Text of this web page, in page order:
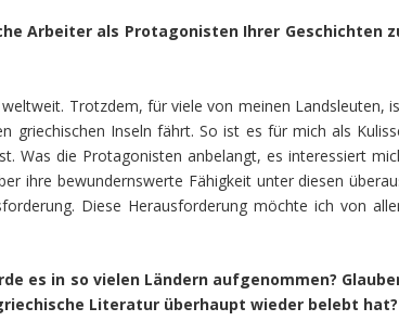
Arbeiter als Protagonisten Ihrer Geschichten
Trotzdem, für viele von meinen Landsleuten,
Inseln fährt. So ist es für mich als
Was die Protagonisten anbelangt, es interessiert
ihre bewundernswerte Fähigkeit unter diesen
Diese Herausforderung möchte ich von
es in so vielen Ländern aufgenommen?
Literatur überhaupt wieder belebt hat?